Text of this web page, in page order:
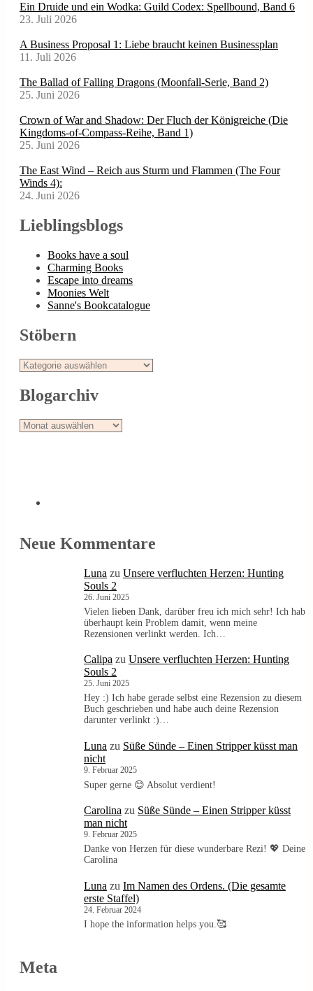
Ein Druide und ein Wodka: Guild Codex: Spellbound, Band 6
23. Juli 2026
A Business Proposal 1: Liebe braucht keinen Businessplan
11. Juli 2026
The Ballad of Falling Dragons (Moonfall-Serie, Band 2)
25. Juni 2026
Crown of War and Shadow: Der Fluch der Königreiche (Die
Kingdoms-of-Compass-Reihe, Band 1)
25. Juni 2026
The East Wind – Reich aus Sturm und Flammen (The Four
Winds 4):
24. Juni 2026
Lieblingsblogs
Books have a soul
Charming Books
Escape into dreams
Moonies Welt
Sanne's Bookcatalogue
Stöbern
Stöbern
Blogarchiv
Blogarchiv
Neue Kommentare
Luna zu Unsere verfluchten Herzen: Hunting
Souls 2
26. Juni 2025
Vielen lieben Dank, darüber freu ich mich sehr! Ich hab
überhaupt kein Problem damit, wenn meine
Rezensionen verlinkt werden. Ich…
Calipa zu Unsere verfluchten Herzen: Hunting
Souls 2
25. Juni 2025
Hey :) Ich habe gerade selbst eine Rezension zu diesem
Buch geschrieben und habe auch deine Rezension
darunter verlinkt :)…
Luna zu Süße Sünde – Einen Stripper küsst man
nicht
9. Februar 2025
Super gerne 😊 Absolut verdient!
Carolina zu Süße Sünde – Einen Stripper küsst
man nicht
9. Februar 2025
Danke von Herzen für diese wunderbare Rezi! 💖 Deine
Carolina
Luna zu Im Namen des Ordens. (Die gesamte
erste Staffel)
24. Februar 2024
I hope the information helps you.🥰
Meta